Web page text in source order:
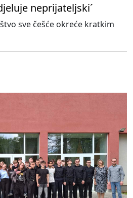
neprijateljski´
sve češće okreće kratkim